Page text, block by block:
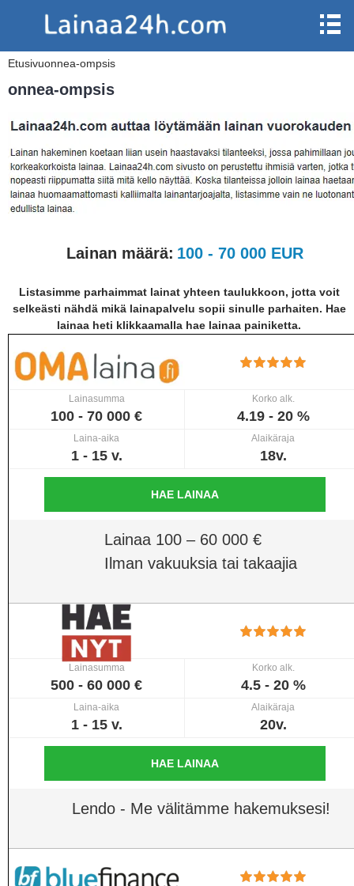
Etusivuonnea-ompsis
onnea-ompsis
Lainan määrä: 100 - 70 000 EUR
Listasimme parhaimmat lainat yhteen taulukkoon, jotta voit
selkeästi nähdä mikä lainapalvelu sopii sinulle parhaiten. Hae
lainaa heti klikkaamalla hae lainaa painiketta.
Lainasumma
100 - 70 000 €
Korko alk.
4.19 - 20 %
Laina-aika
1 - 15 v.
Alaikäraja
18v.
HAE LAINAA
Lainaa 100 – 60 000 €
Ilman vakuuksia tai takaajia
Lainasumma
500 - 60 000 €
Korko alk.
4.5 - 20 %
Laina-aika
1 - 15 v.
Alaikäraja
20v.
HAE LAINAA
Lendo - Me välitämme hakemuksesi!